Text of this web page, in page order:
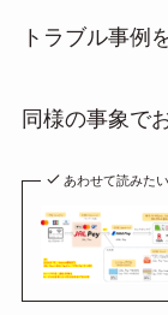
トラブル事例
同様の事象で
あわせて読みたい